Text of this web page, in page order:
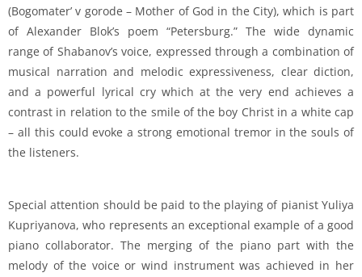
(Bogomater’ v gorode – Mother of God in the City), which is part
of Alexander Blok’s poem “Petersburg.” The wide dynamic
range of Shabanov’s voice, expressed through a combination of
musical narration and melodic expressiveness, clear diction,
and a powerful lyrical cry which at the very end achieves a
contrast in relation to the smile of the boy Christ in a white cap
– all this could evoke a strong emotional tremor in the souls of
the listeners.
Special attention should be paid to the playing of pianist Yuliya
Kupriyanova, who represents an exceptional example of a good
piano collaborator. The merging of the piano part with the
melody of the voice or wind instrument was achieved in her